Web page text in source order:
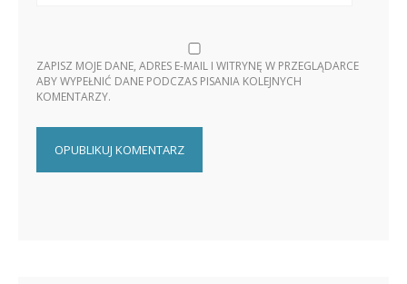
ZAPISZ MOJE DANE, ADRES E-MAIL I WITRYNĘ W PRZEGLĄDARCE
ABY WYPEŁNIĆ DANE PODCZAS PISANIA KOLEJNYCH
KOMENTARZY.